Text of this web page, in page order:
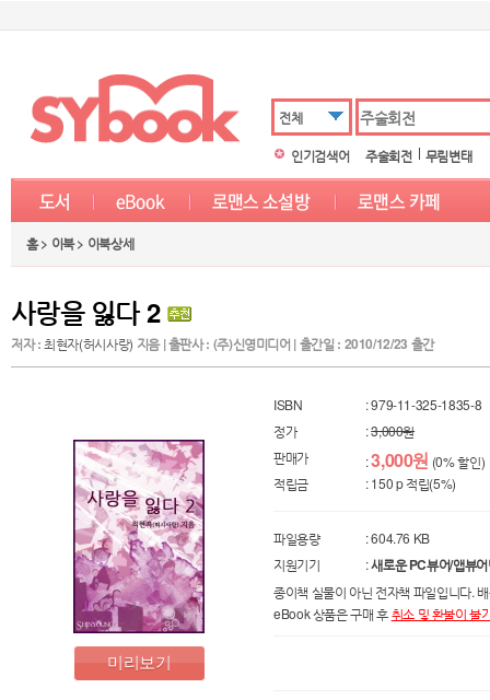
전체
인기검색어
주술회전 무림변태
홈 > 이북 > 이북상세
사랑을 잃다 2
저자 :최현자(허시사랑) 지음 | 출판사 : (주)신영미디어 | 출간일 : 2010/12/23 출간
미리보기
ISBN
: 979-11-325-1835-8
정가
:3,000원
판매가
:3,000원 (0% 할인)
적립금
: 150 p 적립(5%)
파일용량
: 604.76 KB
지원기기
:새로운 PC뷰어/앱뷰
종이책 실물이 아닌 전자책 파일입니다.
eBook 상품은 구매 후취소 및 환불이 불